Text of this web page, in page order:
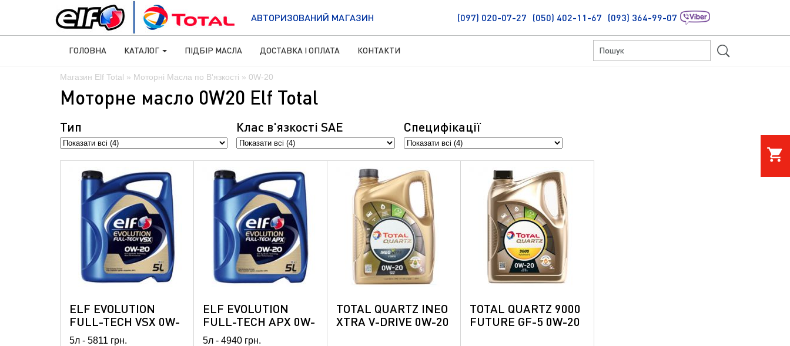
Магазин Elf Total » Моторні Масла по В'язкості » 0W-20
Моторне масло 0W20 Elf Total
Тип Клас в'язкостi SAE Специфікації
ELF EVOLUTION
FULL-TECH VSX 0W-
20
5л - 5811 грн.
ELF EVOLUTION
FULL-TECH APX 0W-
20
5л - 4940 грн.
TOTAL QUARTZ INEO
XTRA V-DRIVE 0W-20
TOTAL QUARTZ 9000
FUTURE GF-5 0W-20
АВТОРИЗОВАНИЙ МАГАЗИН (097) 020-07-27 (050) 402-11-67 (093) 364-99-07
ГОЛОВНА КАТАЛОГ ПІДБІР МАСЛА ДОСТАВКА І ОПЛАТА КОНТАКТИ S
shopping_cart